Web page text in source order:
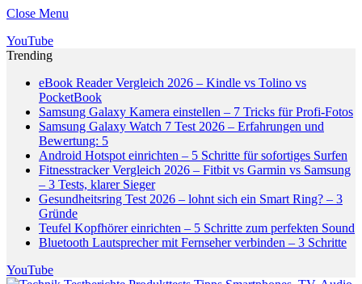
Close Menu
YouTube
Trending
eBook Reader Vergleich 2026 – Kindle vs Tolino vs
PocketBook
Samsung Galaxy Kamera einstellen – 7 Tricks für Profi-Fotos
Samsung Galaxy Watch 7 Test 2026 – Erfahrungen und
Bewertung: 5
Android Hotspot einrichten – 5 Schritte für sofortiges Surfen
Fitnesstracker Vergleich 2026 – Fitbit vs Garmin vs Samsung
– 3 Tests, klarer Sieger
Gesundheitsring Test 2026 – lohnt sich ein Smart Ring? – 3
Gründe
Teufel Kopfhörer einrichten – 5 Schritte zum perfekten Sound
Bluetooth Lautsprecher mit Fernseher verbinden – 3 Schritte
YouTube